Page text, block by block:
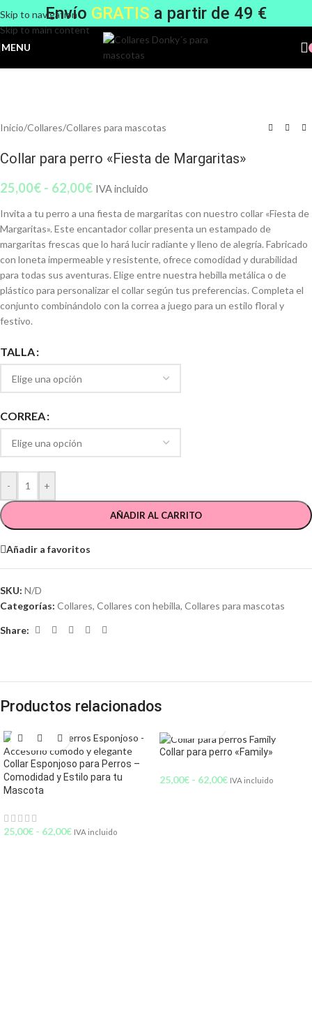
Skip to navigation
Skip to main content
Envío GRATIS a partir de 49 €
MENU
Inicio/Collares/Collares para mascotas
Collar para perro «Fiesta de Margaritas»
25,00€ - 62,00€ IVA incluido
Invita a tu perro a una fiesta de margaritas con nuestro collar «Fiesta de
Margaritas». Este encantador collar presenta un estampado de
margaritas frescas que lo hará lucir radiante y lleno de alegría. Fabricado
con loneta impermeable y resistente, ofrece comodidad y durabilidad
para todas sus aventuras. Elige entre nuestra hebilla metálica o de
plástico para personalizar el collar según tus preferencias. Completa el
conjunto combinándolo con la correa a juego para un estilo floral y
festivo.
TALLA
CORREA
- +
AÑADIR AL CARRITO
Añadir a favoritos
SKU: N/D
Categorías: Collares, Collares con hebilla, Collares para mascotas
Share:
Productos relacionados
Collar Esponjoso para Perros –
Comodidad y Estilo para tu
Mascota
25,00€ - 62,00€ IVA incluido
Collar para perro «Family»
25,00€ - 62,00€ IVA incluido